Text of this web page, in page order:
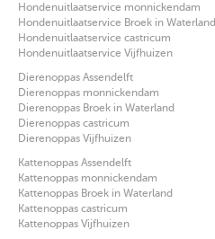
Hondenuitlaatservice monnickendam
Hondenuitlaatservice Broek in Waterland
Hondenuitlaatservice castricum
Hondenuitlaatservice Vijfhuizen
Dierenoppas Assendelft
Dierenoppas monnickendam
Dierenoppas Broek in Waterland
Dierenoppas castricum
Dierenoppas Vijfhuizen
Kattenoppas Assendelft
Kattenoppas monnickendam
Kattenoppas Broek in Waterland
Kattenoppas castricum
Kattenoppas Vijfhuizen